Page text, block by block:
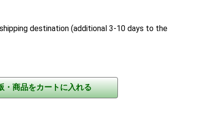
destination (additional 3-10 days to the